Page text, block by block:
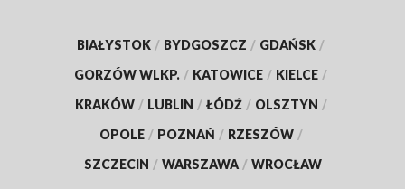
BIAŁYSTOK / BYDGOSZCZ / GDAŃSK /
GORZÓW WLKP. / KATOWICE / KIELCE /
KRAKÓW / LUBLIN / ŁÓDŹ / OLSZTYN /
OPOLE / POZNAŃ / RZESZÓW /
SZCZECIN / WARSZAWA / WROCŁAW